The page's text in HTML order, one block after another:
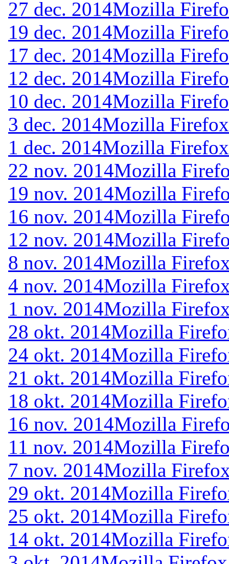
27 dec. 2014Mozilla
19 dec. 2014Mozilla
17 dec. 2014Mozilla
12 dec. 2014Mozilla
10 dec. 2014Mozilla
3 dec. 2014Mozilla
1 dec. 2014Mozilla
22 nov. 2014Mozilla
19 nov. 2014Mozilla
16 nov. 2014Mozilla
12 nov. 2014Mozilla
8 nov. 2014Mozilla
4 nov. 2014Mozilla
1 nov. 2014Mozilla
28 okt. 2014Mozilla
24 okt. 2014Mozilla
21 okt. 2014Mozilla
18 okt. 2014Mozilla
16 nov. 2014Mozilla
11 nov. 2014Mozilla
7 nov. 2014Mozilla
29 okt. 2014Mozilla
25 okt. 2014Mozilla
14 okt. 2014Mozilla